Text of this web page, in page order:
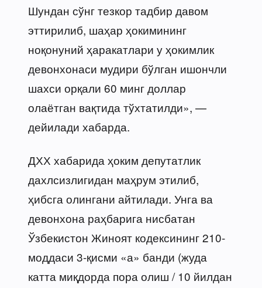
Шундан сўнг тезкор тадбир давом
эттирилиб, шаҳар ҳокимининг
ноқонуний ҳаракатлари у ҳокимлик
девонхонаси мудири бўлган ишончли
шахси орқали 60 минг доллар
олаётган вақтида тўхтатилди», —
дейилади хабарда.
ДХХ хабарида ҳоким депутатлик
дахлсизлигидан маҳрум этилиб,
ҳибсга олингани айтилади. Унга ва
девонхона раҳбарига нисбатан
Ўзбекистон Жиноят кодексининг 210-
моддаси 3-қисми «а» банди (жуда
катта миқдорда пора олиш / 10 йилдан